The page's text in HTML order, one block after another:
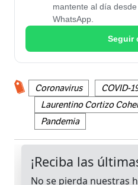
mantente al día
WhatsApp.
Seguir
Coronavirus
COVID-
Laurentino Cortizo
Pandemia